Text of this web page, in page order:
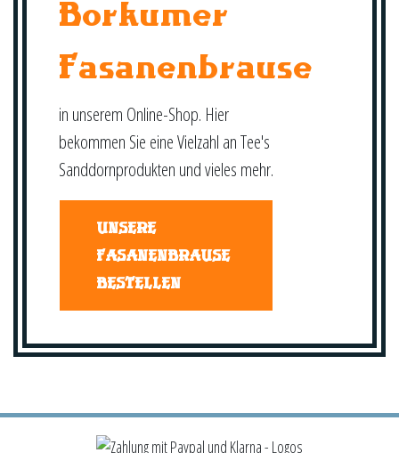
Borkumer
Fasanenbrause
in unserem Online-Shop. Hier
bekommen Sie eine Vielzahl an Tee's
Sanddornprodukten und vieles mehr.
UNSERE
FASANENBRAUSE
BESTELLEN